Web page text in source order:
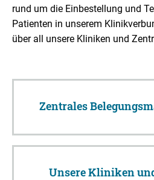
rund um die Einbestellung und
Patienten in unserem
über all unsere Kliniken und
Zentrales
Unsere Kliniken